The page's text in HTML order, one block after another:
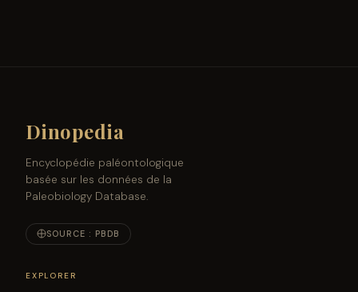
Dinopedia
Encyclopédie paléontologique
basée sur les données de la
Paleobiology Database.
SOURCE : PBDB
EXPLORER